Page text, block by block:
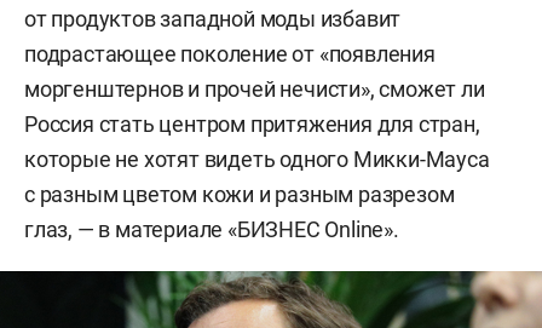
от продуктов западной моды избавит
подрастающее поколение от «появления
моргенштернов и прочей нечисти», сможет ли
Россия стать центром притяжения для стран,
которые не хотят видеть одного Микки-Мауса
с разным цветом кожи и разным разрезом
глаз, — в материале «БИЗНЕС Online».